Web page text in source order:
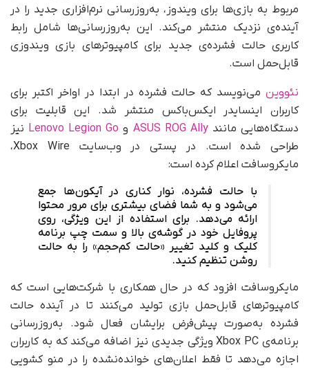
مربوط به بازی‌ها برای ویندوز، به‌روزرسانی نرم‌افزاری جدید را در
آینده‌ی نزدیک منتشر می‌کند. این به‌روزرسانی‌ها شامل رابط
کاربری حالت فشرده‌ی جدید برای کامپیوترهای بازی ویندوزی
قابل‌حمل است.
نئووین می‌نویسد که حالت فشرده در ابتدا در اواخر اکتبر برای
کاربران اینسایدر ایکس‌باکس منتشر شد. این قابلیت برای
دستگاه‌هایی مانندASUS ROG Ally و Lenovo Legion Go نیز
طراحی شده است. در پستی در وب‌سایت Xbox Wire،
مایکروسافت اعلام کرده است:
با حالت فشرده، نوار کناری در آیکون‌ها جمع
می‌شود و به شما فضای بیشتری برای مرور محتوا
ارائه می‌دهد. برای استفاده از این ویژگی، روی
پروفایل خود در گوشه‌ی بالا و سمت چپ برنامه
کلیک و کلید تغییر «حالت کم‌حجم» را به حالت
روشن تنظیم کنید.
مایکروسافت افزود که در حال همکاری با شرکت‌هایی است که
کامپیوترهای قابل‌حمل بازی تولید می‌کنند تا در آینده حالت
فشرده به‌صورت پیش‌فرض برایشان فعال شود. به‌روزرسانی
برنامه‌ی Xbox PC ویژگی جدیدی نیز اضافه می‌کند که به کاربران
اجازه می‌دهد تا فقط اعلان‌های خوانده‌نشده را در منو کشویی